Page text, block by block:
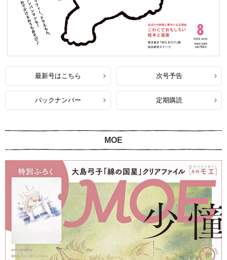
最新号はこちら 次号予告
バックナンバー 定期購読
MOE